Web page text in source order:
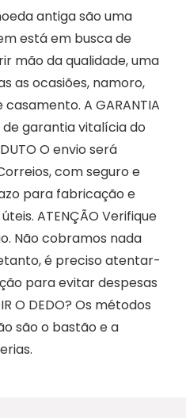
antiga são uma
está em busca de
mão da qualidade, uma
as ocasiões, namoro,
A GARANTIA
garantia vitalícia do
O envio será
com seguro e
para fabricação e
ATENÇÃO Verifique
Não cobramos nada
é preciso atentar-
para evitar despesas
O DEDO? Os métodos
são o bastão e a